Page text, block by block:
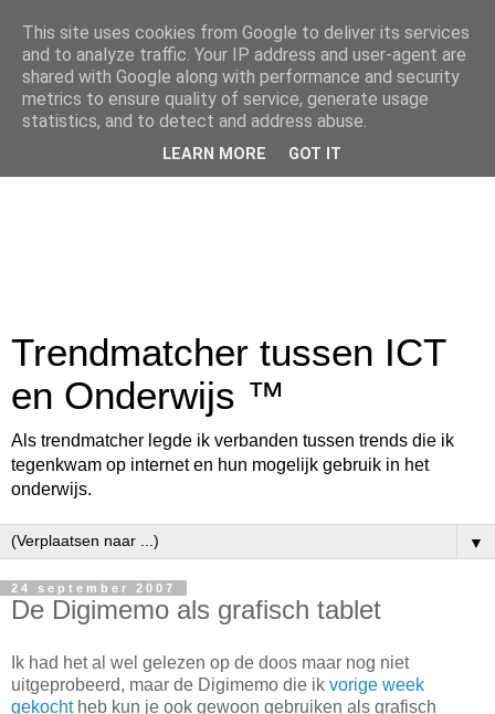
Trendmatcher tussen ICT
en Onderwijs ™
Als trendmatcher legde ik verbanden tussen trends die ik
tegenkwam op internet en hun mogelijk gebruik in het
onderwijs.
▼
24 september 2007
De Digimemo als grafisch tablet
Ik had het al wel gelezen op de doos maar nog niet
uitgeprobeerd, maar de Digimemo die ik vorige week
gekochtheb kun je ook gewoon gebruiken als grafisch
This site uses cookies from Google to deliver its services
and to analyze traffic. Your IP address and user-agent are
shared with Google along with performance and security
metrics to ensure quality of service, generate usage
statistics, and to detect and address abuse.
LEARN MORE GOT IT